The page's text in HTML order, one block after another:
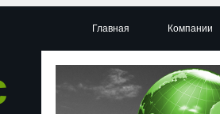
Главная Компании